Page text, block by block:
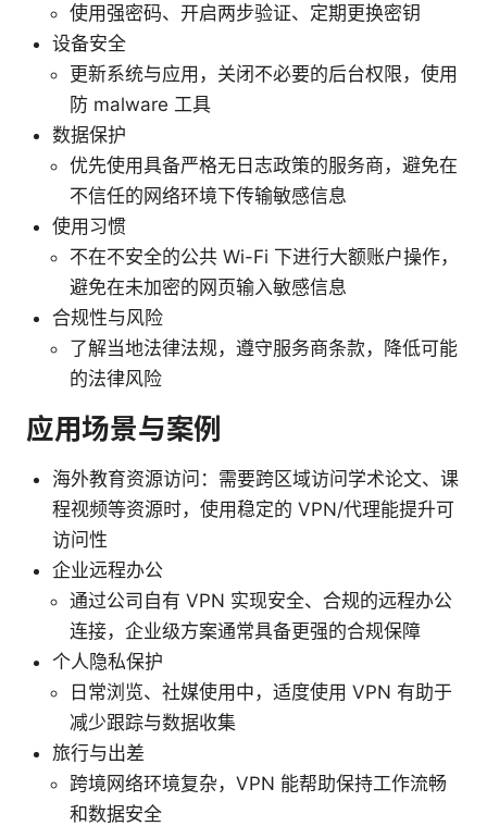
使用强密码、开启两步验证、定期更换密钥
设备安全
更新系统与应用，关闭不必要的后台权限，使用
防 malware 工具
数据保护
优先使用具备严格无日志政策的服务商，避免在
不信任的网络环境下传输敏感信息
使用习惯
不在不安全的公共 Wi-Fi 下进行大额账户操作，
避免在未加密的网页输入敏感信息
合规性与风险
了解当地法律法规，遵守服务商条款，降低可能
的法律风险
应用场景与案例
海外教育资源访问：需要跨区域访问学术论文、课
程视频等资源时，使用稳定的 VPN/代理能提升可
访问性
企业远程办公
通过公司自有 VPN 实现安全、合规的远程办公
连接，企业级方案通常具备更强的合规保障
个人隐私保护
日常浏览、社媒使用中，适度使用 VPN 有助于
减少跟踪与数据收集
旅行与出差
跨境网络环境复杂，VPN 能帮助保持工作流畅
和数据安全